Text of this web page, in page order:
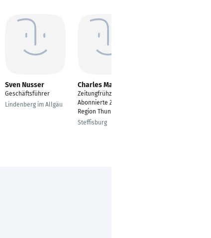
Sven Nusser
Geschäftsführer
Lindenberg im Allgäu
Charles Mannes
Zeitungfrühzusteller
Abonnierte Zeitungen
Region Thun
Steffisburg